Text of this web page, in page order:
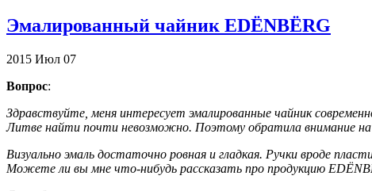
Эмалированный чайник EDЁNBЁRG
2015 Июл 07
Вопрос:
Здравствуйте, меня интересует эмалированные чайник
Литве найти почти невозможно. Поэтому обратила внимание
Визуально эмаль достаточно ровная и гладкая. Ручки вроде
Можете ли вы мне что-нибудь рассказать про продукцию